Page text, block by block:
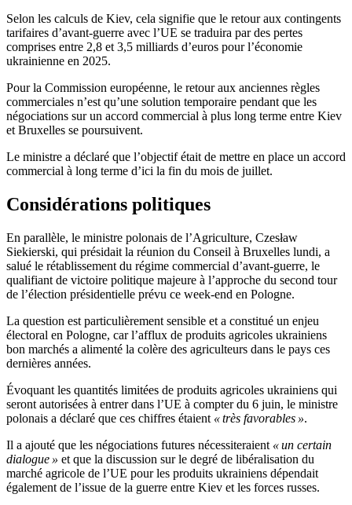
Selon les calculs de Kiev, cela signifie que le retour aux contingents
tarifaires d’avant-guerre avec l’UE se traduira par des pertes
comprises entre 2,8 et 3,5 milliards d’euros pour l’économie
ukrainienne en 2025.
Pour la Commission européenne, le retour aux anciennes règles
commerciales n’est qu’une solution temporaire pendant que les
négociations sur un accord commercial à plus long terme entre Kiev
et Bruxelles se poursuivent.
Le ministre a déclaré que l’objectif était de mettre en place un accord
commercial à long terme d’ici la fin du mois de juillet.
Considérations politiques
En parallèle, le ministre polonais de l’Agriculture, Czesław
Siekierski, qui présidait la réunion du Conseil à Bruxelles lundi, a
salué le rétablissement du régime commercial d’avant-guerre, le
qualifiant de victoire politique majeure à l’approche du second tour
de l’élection présidentielle prévu ce week-end en Pologne.
La question est particulièrement sensible et a constitué un enjeu
électoral en Pologne, car l’afflux de produits agricoles ukrainiens
bon marchés a alimenté la colère des agriculteurs dans le pays ces
dernières années.
Évoquant les quantités limitées de produits agricoles ukrainiens qui
seront autorisées à entrer dans l’UE à compter du 6 juin, le ministre
polonais a déclaré que ces chiffres étaient « très favorables ».
Il a ajouté que les négociations futures nécessiteraient « un certain
dialogue » et que la discussion sur le degré de libéralisation du
marché agricole de l’UE pour les produits ukrainiens dépendait
également de l’issue de la guerre entre Kiev et les forces russes.